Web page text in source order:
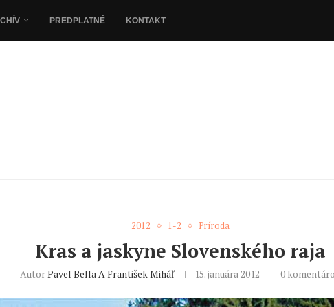
PREDPLATNÉ KONTAKT
2012 1-2 Príroda
Kras a jaskyne Slovenského raja
AutorPavel Bella A František Miháľ 15. januára 2012 0